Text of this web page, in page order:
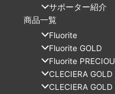
サポーター紹介
商品一覧
Fluorite
Fluorite GOLD
Fluorite
CLECIERA GOLD
CLECIERA